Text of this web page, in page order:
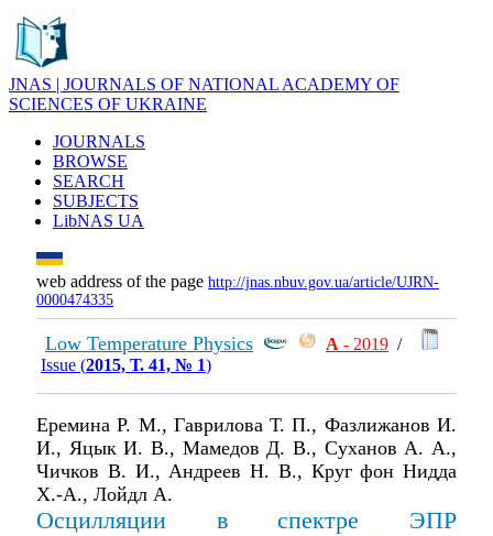
JNAS | JOURNALS OF NATIONAL ACADEMY OF
SCIENCES OF UKRAINE
JOURNALS
BROWSE
SEARCH
SUBJECTS
LibNAS UA
web address of the page http://jnas.nbuv.gov.ua/article/UJRN-
0000474335
Low Temperature Physics А - 2019 /
Issue (2015, Т. 41, № 1)
Еремина Р. М., Гаврилова Т. П., Фазлижанов И.
И., Яцык И. В., Мамедов Д. В., Суханов А. А.,
Чичков В. И., Андреев Н. В., Круг фон Нидда
Х.-А., Лойдл А.
Осцилляции в спектре ЭПР